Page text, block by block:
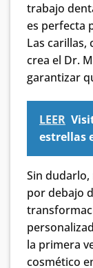
trabajo
es perfecta
Las carillas,
crea el Dr.
garantizar
LEER
estrellas
Sin
por debajo
la primera
cosmético